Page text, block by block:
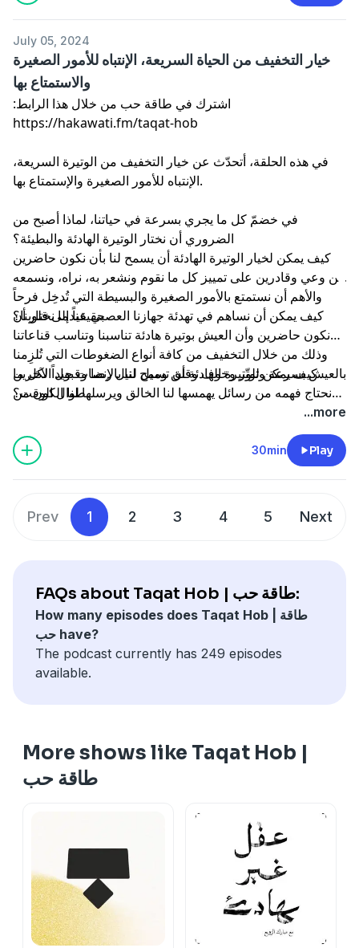
July 05, 2024
خيار التخفيف من الحياة السريعة، الإنتباه للأمور الصغيرة
والاستمتاع بها
اشترك في طاقة حب من خلال هذا الرابط:
في هذه الحلقة، أتحدّث عن خيار التخفيف من الوتيرة السريعة،
الإنتباه للأمور الصغيرة والإستمتاع بها.
في خضمّ كل ما يجري بسرعة في حياتنا، لماذا أصبح من
كيف يمكن لخيار الوتيرة الهادئة أن يسمح لنا بأن نكون حاضرين
عن وعي وقادرين على تمييز كل ما نقوم ونشعر به، نراه، ونسمعه
والأهم أن نستمتع بالأمور الصغيرة والبسيطة التي تُدخِل فرحاً
حقيقياً إلى قلوبنا؟
كيف يمكن أن نساهم في تهدئة جهازنا العصبي عندما نختار أن
نكون حاضرين وأن العيش بوتيرة هادئة تناسبنا وتناسب قناعاتنا
وذلك من خلال التخفيف من كافة أنواع الضغوطات التي تُلزِمنا
بالعيش بسرعة وتوتّر وخوف وقلق وميل لنيل رضا وقبول الآخرين
طوال الوقت؟
كيف يمكن للوتيرة الهادئة أن تسمح لنا بالإنصات جيداً لكل ما
نحتاج فهمه من رسائل يهمسها لنا الخالق ويرسلها لنا الكون من
...more
30min Play
Prev 1 2 3 4 5 Next
FAQs about Taqat Hob | طاقة حب:
How many episodes does Taqat Hob | طاقة
حب have?
The podcast currently has 249 episodes
available.
More shows like Taqat Hob |
طاقة حب